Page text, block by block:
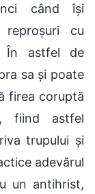
când își
cu
În astfel de
sa și poate
firea coruptă
fiind astfel
trupului și
adevărul
un antihrist,